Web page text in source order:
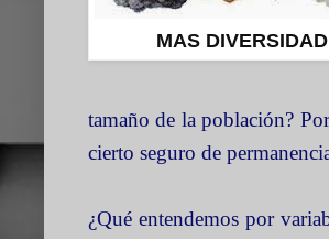
MAS DIVERSIDAD
tamaño de la población?
cierto seguro de
¿Qué entendemos por